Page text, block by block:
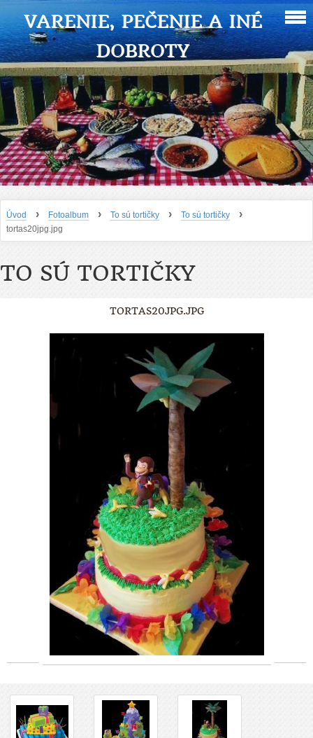
VARENIE, PEČENIE A INÉ
DOBROTY
Úvod › Fotoalbum › To sú tortičky › To sú tortičky ›
tortas20jpg.jpg
TO SÚ TORTIČKY
TORTAS20JPG.JPG